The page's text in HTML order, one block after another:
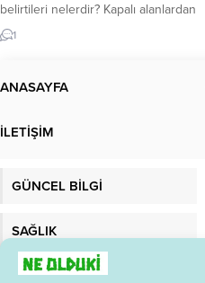
belirtileri nelerdir? Kapalı alanlardan
duyulan çok yoğun bir korku olan
klostrofobi, bir fobi türüdür. Fobi
tanımlanabilir. Bu korku duygusu
da bilinen klostrofobi, kapalı bir
1
ANASAYFA
İLETİŞİM
GÜNCEL BİLGİ
SAĞLIK
TEKNOLOJİ